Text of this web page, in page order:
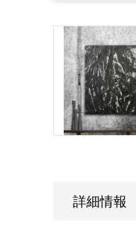
詳細情報